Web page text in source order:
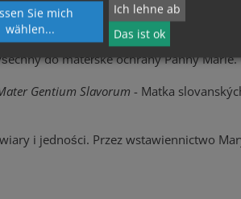
prati moćni zagovor i pomoć Blažene
do mateřské ochrany Panny Marie.
Gentium Slavorum - Matka
i jedności. Przez wstawiennictwo
Sie mich
wählen...
Ich lehne ab
Das ist ok